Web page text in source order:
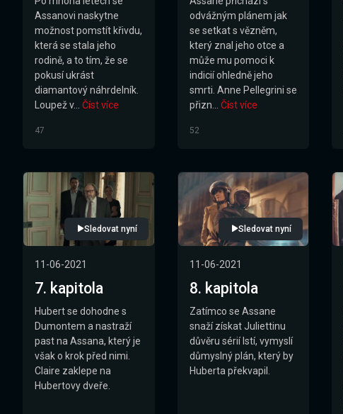
Assanovi naskytne
možnost pomstít křivdu,
která se stala jeho
rodině, a to tím, že se
pokusí ukrást
diamantový náhrdelník.
Loupež v...
Číst více
47
odvážným plánem jak
se setkat s vězněm,
který znal jeho otce a
může mu pomoci k
indicií ohledně jeho
smrti. Anne Pellegrini se
přizn...
Číst více
52
Sledovat nyní
11-06-2021
7. kapitola
Hubert se dohodne s
Dumontem a nastraží
past na Assana, který je
však o krok před nimi.
Claire zaklepe na
Hubertovy dveře.
Sledovat nyní
11-06-2021
8. kapitola
Zatímco se Assane
snaží získat Juliettinu
důvěru sérií lstí, vymyslí
důmyslný plán, který by
Huberta překvapil.